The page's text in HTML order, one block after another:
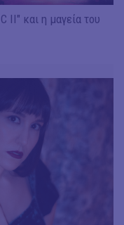
II" και η μαγεία του